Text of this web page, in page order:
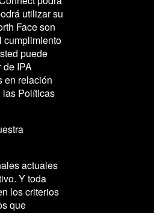
utilizar su
Face son
cumplimiento
puede
de IPA
en relación
las Políticas
actuales
Y toda
los criterios
que